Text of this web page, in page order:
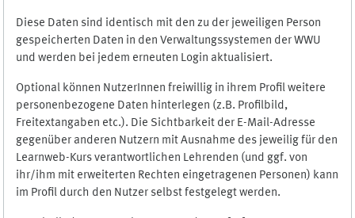
Diese Daten sind identisch mit den zu der jeweiligen Person
gespeicherten Daten in den Verwaltungssystemen der WWU
und werden bei jedem erneuten Login aktualisiert.
Optional können NutzerInnen freiwillig in ihrem Profil weitere
personenbezogene Daten hinterlegen (z.B. Profilbild,
Freitextangaben etc.). Die Sichtbarkeit der E-Mail-Adresse
gegenüber anderen Nutzern mit Ausnahme des jeweilig für den
Learnweb-Kurs verantwortlichen Lehrenden (und ggf. von
ihr/ihm mit erweiterten Rechten eingetragenen Personen) kann
im Profil durch den Nutzer selbst festgelegt werden.